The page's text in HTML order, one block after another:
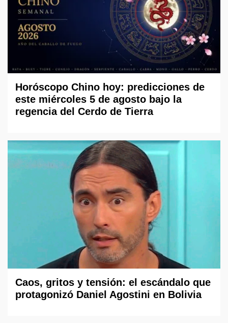
Horóscopo Chino hoy: predicciones de
este miércoles 5 de agosto bajo la
regencia del Cerdo de Tierra
Caos, gritos y tensión: el escándalo que
protagonizó Daniel Agostini en Bolivia